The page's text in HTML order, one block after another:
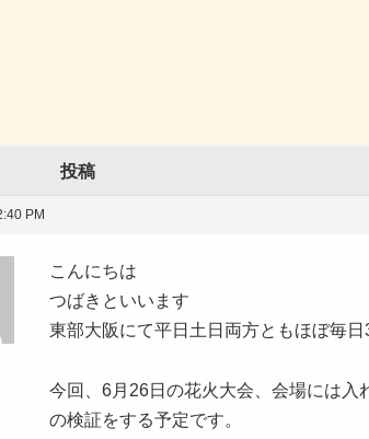
投稿
PM
こんにちは
つばきといいます
東部大阪にて平日土日両方ともほぼ毎
今回、6月26日の花火大会、会場には
の検証をする予定です。